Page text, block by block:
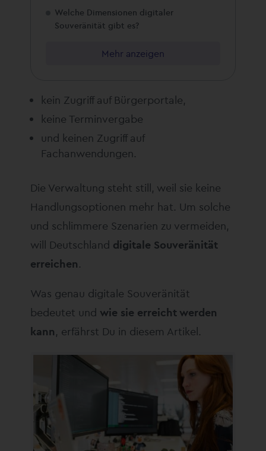
Welche Dimensionen digitaler
Souveränität gibt es?
Mehr anzeigen
kein Zugriff auf Bürgerportale,
keine Terminvergabe
und keinen Zugriff auf
Fachanwendungen.
Die Verwaltung steht still, weil sie keine
Handlungsoptionen mehr hat. Um solche
und schlimmere Szenarien zu vermeiden,
will Deutschland digitale Souveränität
erreichen.
Was genau digitale Souveränität
bedeutet und wie sie erreicht werden
kann, erfährst Du in diesem Artikel.